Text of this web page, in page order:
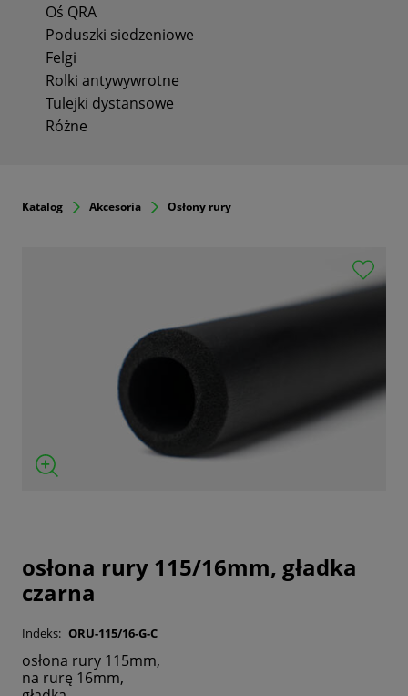
Oś QRA
Poduszki siedzeniowe
Felgi
Rolki antywywrotne
Tulejki dystansowe
Różne
Katalog Akcesoria Osłony rury
osłona rury 115/16mm, gładka
czarna
Indeks: ORU-115/16-G-C
osłona rury 115mm,
na rurę 16mm,